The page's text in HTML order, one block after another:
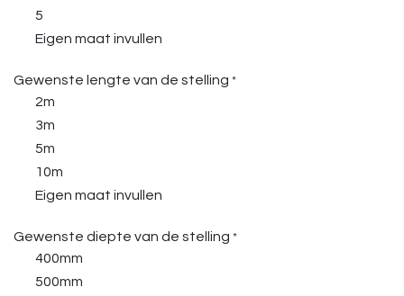
5
Eigen maat invullen
Gewenste lengte van de stelling *
2m
3m
5m
10m
Eigen maat invullen
Gewenste diepte van de stelling *
400mm
500mm